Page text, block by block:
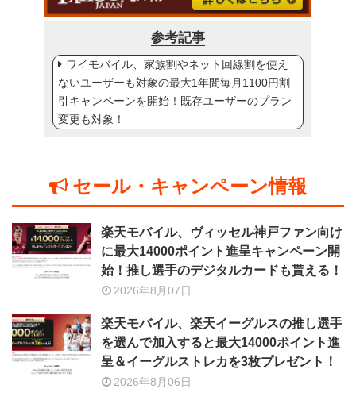
参考記事
ワイモバイル、家族割やネット回線割を使え
ないユーザーも対象の最大1年間毎月1100円割
引キャンペーンを開始！既存ユーザーのプラン
変更も対象！
セール・キャンペーン情報
楽天モバイル、ヴィッセル神戸ファン向け
に最大14000ポイント進呈キャンペーン開
始！推し選手のデジタルカードも貰える！
2026年8月07日
楽天モバイル、楽天イーグルスの推し選手
を選んで加入すると最大14000ポイント進
呈＆イーグルストレカを3枚プレゼント！
2026年8月06日